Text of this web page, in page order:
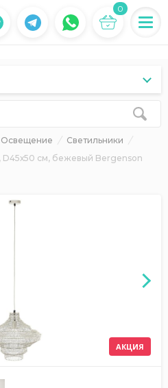
0
Освещение
Светильники
D45х50 см, бежевый Bergenson
АКЦИЯ